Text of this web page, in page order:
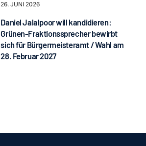
26. JUNI 2026
Daniel Jalalpoor will kandidieren:
Grünen-Fraktionssprecher bewirbt
sich für Bürgermeisteramt / Wahl am
28. Februar 2027